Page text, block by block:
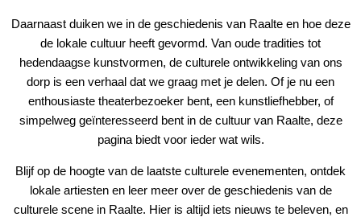
Daarnaast duiken we in de geschiedenis van Raalte en hoe deze
de lokale cultuur heeft gevormd. Van oude tradities tot
hedendaagse kunstvormen, de culturele ontwikkeling van ons
dorp is een verhaal dat we graag met je delen. Of je nu een
enthousiaste theaterbezoeker bent, een kunstliefhebber, of
simpelweg geïnteresseerd bent in de cultuur van Raalte, deze
pagina biedt voor ieder wat wils.
Blijf op de hoogte van de laatste culturele evenementen, ontdek
lokale artiesten en leer meer over de geschiedenis van de
culturele scene in Raalte. Hier is altijd iets nieuws te beleven, en